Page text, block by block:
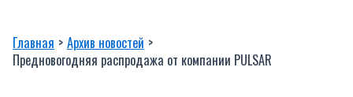
Главная
Архив новостей
Предновогодняя распродажа от компании PULSAR